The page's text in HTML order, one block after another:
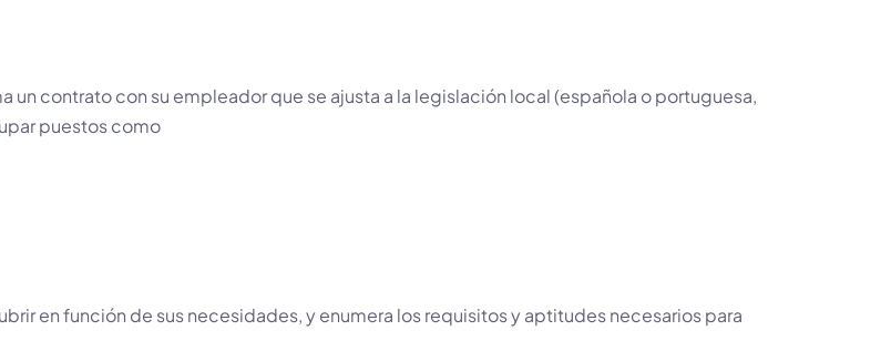
contrato con su empleador que se ajusta a la legislación local (española o portuguesa,
puestos como
en función de sus necesidades, y enumera los requisitos y aptitudes necesarios para